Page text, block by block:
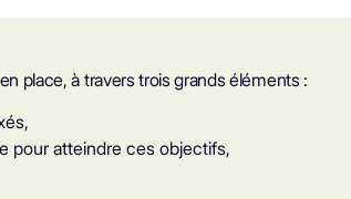
place, à travers trois grands éléments :
pour atteindre ces objectifs,